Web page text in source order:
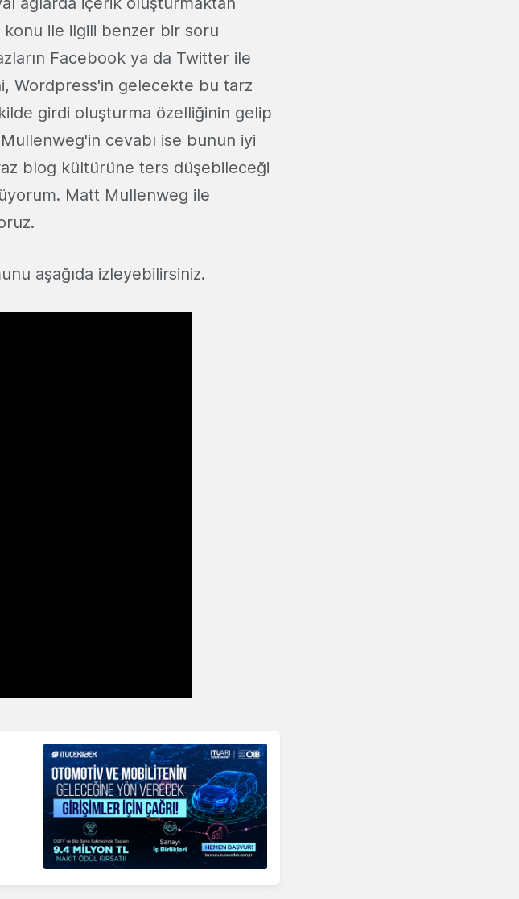
ile ilgili benzer bir soru
Facebook ya da Twitter ile
Wordpress'in gelecekte bu tarz
girdi oluşturma özelliğinin gelip
cevabı ise bunun iyi
blog kültürüne ters düşebileceği
Matt Mullenweg ile
aşağıda izleyebilirsiniz.